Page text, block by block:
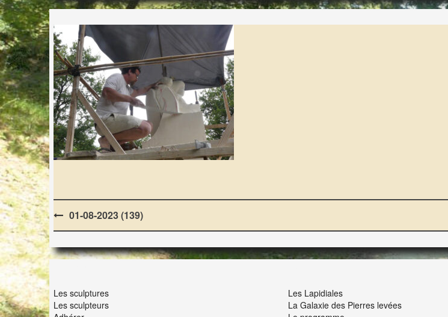
Post
navigation
01-08-2023 (139)
Les sculptures
Les sculpteurs
Les Lapidiales
La Galaxie des Pierres levées